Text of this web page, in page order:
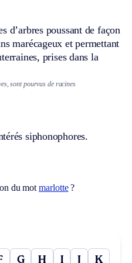
d’arbres poussant de façon
marécageux et permettant
prises dans la
sont pourvus de racines
siphonophores.
du motmarlotte?
G H I K